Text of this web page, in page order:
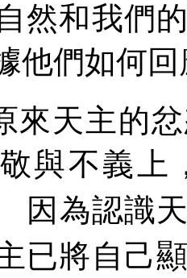
然和我們
他們如何
來天主的
與不義上
因為認識
已將自己